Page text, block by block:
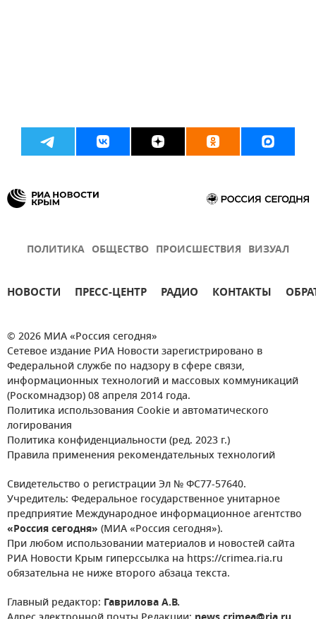
ПОЛИТИКА ОБЩЕСТВО ПРОИСШЕСТВИЯ ВИЗУАЛ
НОВОСТИ ПРЕСС-ЦЕНТР РАДИО КОНТАКТЫ
© 2026 МИА «Россия сегодня»
Сетевое издание РИА Новости зарегистрировано в
Федеральной службе по надзору в сфере связи,
информационных технологий и массовых коммуникаций
(Роскомнадзор) 08 апреля 2014 года.
Политика использования Cookie и автоматического
логирования
Политика конфиденциальности (ред. 2023 г.)
Правила применения рекомендательных технологий
Свидетельство о регистрации Эл № ФС77-57640.
Учредитель: Федеральное государственное унитарное
предприятие Международное информационное агентство
«Россия сегодня» (МИА «Россия сегодня»).
При любом использовании материалов и новостей сайта
РИА Новости Крым гиперссылка на https://crimea.ria.ru
обязательна не ниже второго абзаца текста.
Главный редактор: Гаврилова А.В.